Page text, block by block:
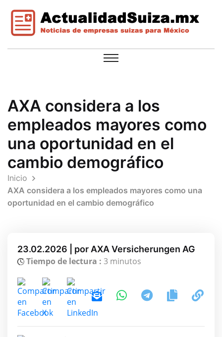
AXA considera a los
empleados mayores como
una oportunidad en el
cambio demográfico
Inicio
AXA considera a los empleados mayores como una
oportunidad en el cambio demográfico
23.02.2026 | por AXA Versicherungen AG
Tiempo de lectura : 3 minutos